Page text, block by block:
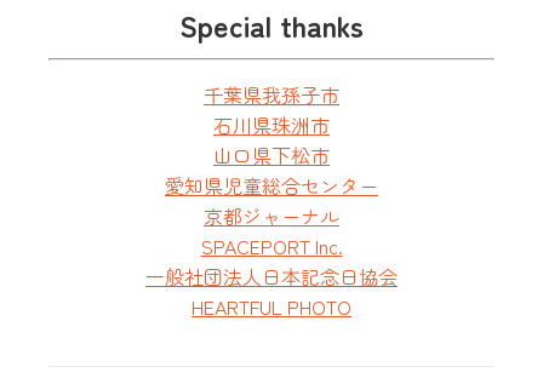
Special thanks
千葉県我孫子市
石川県珠洲市
山口県下松市
愛知県児童総合センター
京都ジャーナル
SPACEPORT Inc.
一般社団法人日本記念日協会
HEARTFUL PHOTO